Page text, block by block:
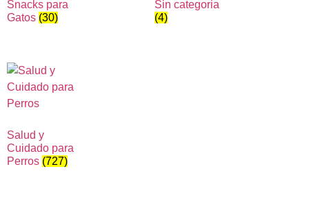
Snacks para
Gatos (30)
Sin categoria
(4)
Salud y
Cuidado para
Perros (727)